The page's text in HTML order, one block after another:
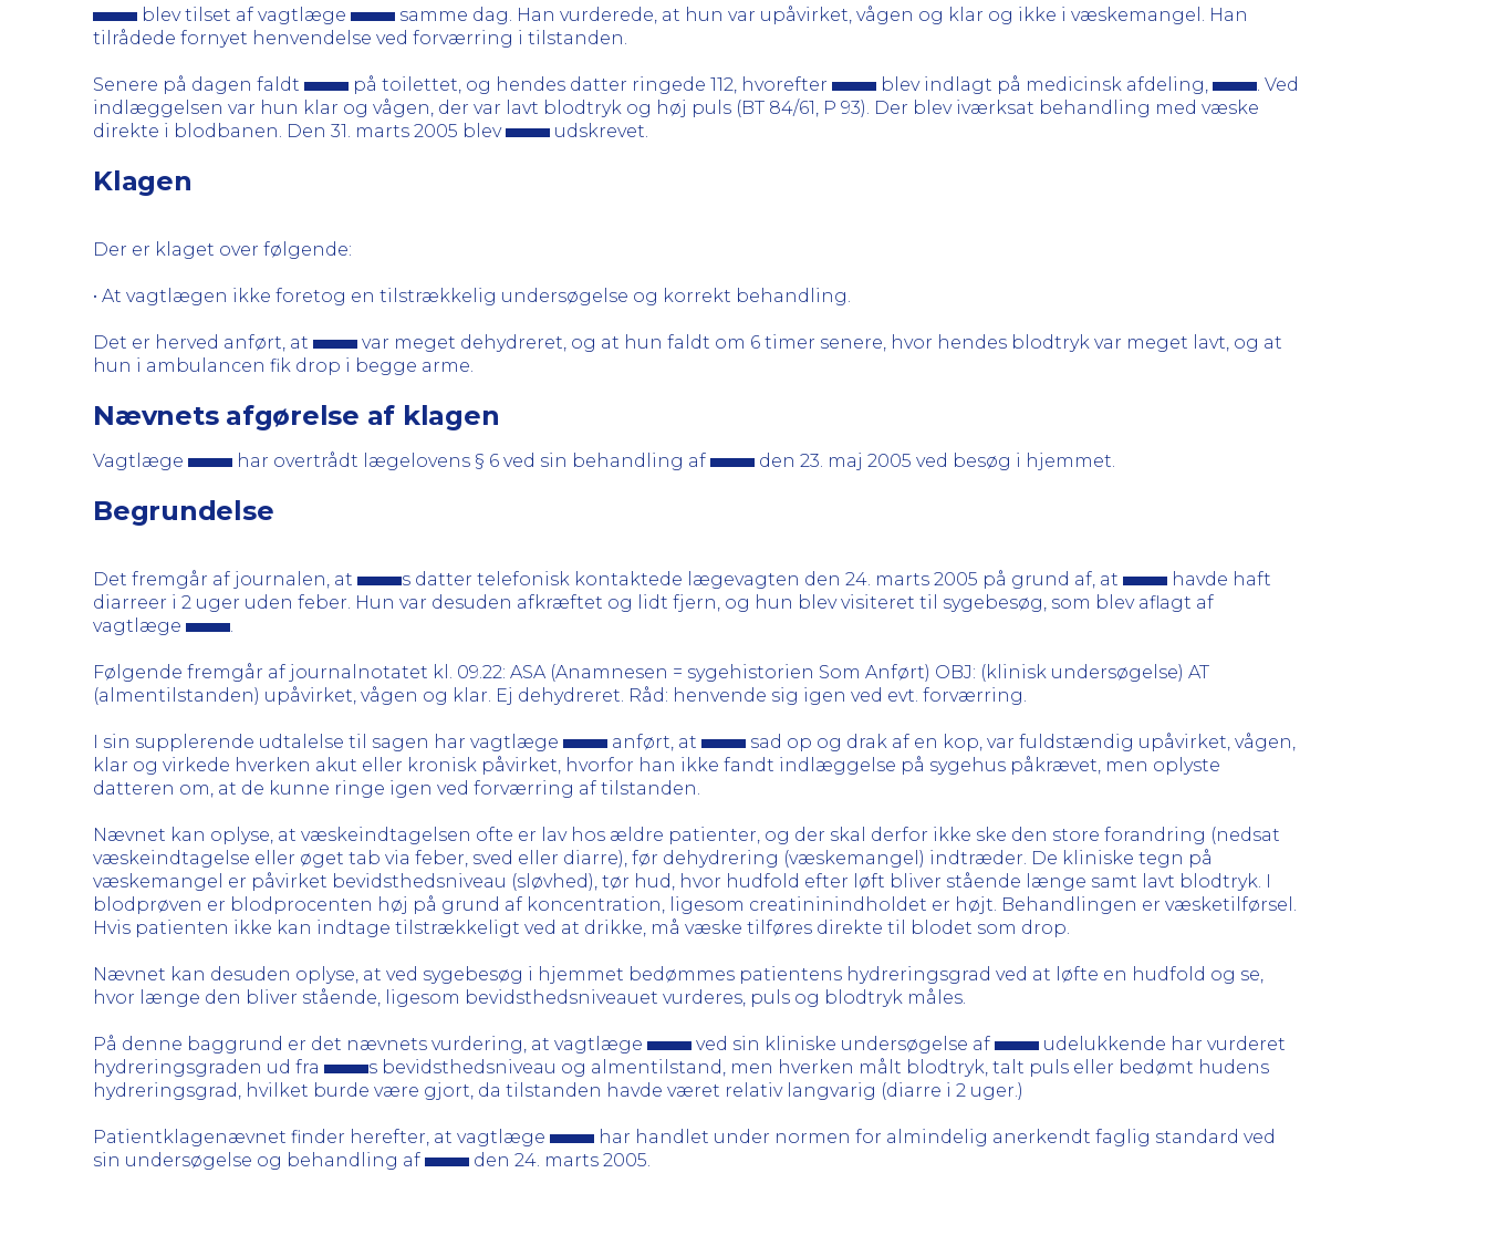
blev tilset af vagtlæge
samme dag. Han vurderede, at hun var upåvirket, vågen og klar og ikke i væskemangel. Han
tilrådede fornyet henvendelse ved forværring i tilstanden.
Senere på dagen faldt på toilettet, og hendes datter ringede 112, hvorefter blev indlagt på medicinsk afdeling,
. Ved
indlæggelsen var hun klar og vågen, der var lavt blodtryk og høj puls (BT 84/61, P 93). Der blev iværksat behandling med væske
direkte i blodbanen. Den 31. marts 2005 blev
udskrevet.
Klagen
Der er klaget over følgende:
• At vagtlægen ikke foretog en tilstrækkelig undersøgelse og korrekt behandling.
Det er herved anført, at
var meget dehydreret, og at hun faldt om 6 timer senere, hvor hendes blodtryk var meget lavt, og at
hun i ambulancen fik drop i begge arme.
Nævnets afgørelse af klagen
Vagtlæge har overtrådt lægelovens § 6 ved sin behandling af den 23. maj 2005 ved besøg i hjemmet.
Begrundelse
Det fremgår af journalen, at s datter telefonisk kontaktede lægevagten den 24. marts 2005 på grund af, at
havde haft
diarreer i 2 uger uden feber. Hun var desuden afkræftet og lidt fjern, og hun blev visiteret til sygebesøg, som blev aflagt af
vagtlæge
.
Følgende fremgår af journalnotatet kl. 09.22: ASA (Anamnesen = sygehistorien Som Anført) OBJ: (klinisk undersøgelse) AT
(almentilstanden) upåvirket, vågen og klar. Ej dehydreret. Råd: henvende sig igen ved evt. forværring.
I sin supplerende udtalelse til sagen har vagtlæge anført, at
sad op og drak af en kop, var fuldstændig upåvirket, vågen,
klar og virkede hverken akut eller kronisk påvirket, hvorfor han ikke fandt indlæggelse på sygehus påkrævet, men oplyste
datteren om, at de kunne ringe igen ved forværring af tilstanden.
Nævnet kan oplyse, at væskeindtagelsen ofte er lav hos ældre patienter, og der skal derfor ikke ske den store forandring (nedsat
væskeindtagelse eller øget tab via feber, sved eller diarre), før dehydrering (væskemangel) indtræder. De kliniske tegn på
væskemangel er påvirket bevidsthedsniveau (sløvhed), tør hud, hvor hudfold efter løft bliver stående længe samt lavt blodtryk. I
blodprøven er blodprocenten høj på grund af koncentration, ligesom creatininindholdet er højt. Behandlingen er væsketilførsel.
Hvis patienten ikke kan indtage tilstrækkeligt ved at drikke, må væske tilføres direkte til blodet som drop.
Nævnet kan desuden oplyse, at ved sygebesøg i hjemmet bedømmes patientens hydreringsgrad ved at løfte en hudfold og se,
hvor længe den bliver stående, ligesom bevidsthedsniveauet vurderes, puls og blodtryk måles.
På denne baggrund er det nævnets vurdering, at vagtlæge ved sin kliniske undersøgelse af
udelukkende har vurderet
hydreringsgraden ud fra
s bevidsthedsniveau og almentilstand, men hverken målt blodtryk, talt puls eller bedømt hudens
hydreringsgrad, hvilket burde være gjort, da tilstanden havde været relativ langvarig (diarre i 2 uger.)
Patientklagenævnet finder herefter, at vagtlæge
har handlet under normen for almindelig anerkendt faglig standard ved
sin undersøgelse og behandling af
den 24. marts 2005.